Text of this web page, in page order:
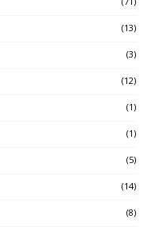
(13)
(3)
(12)
(1)
(1)
(5)
(14)
(8)